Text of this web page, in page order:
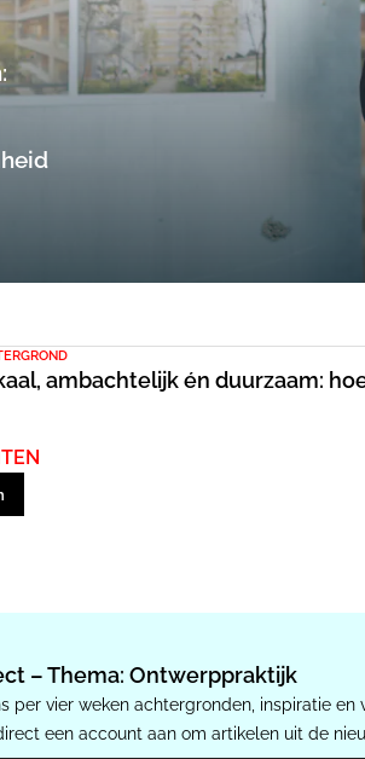
ambachtelijk én duurzaam:
– Thema: Ontwerppraktijk
per vier weken achtergronden, inspiratie
een account aan om artikelen uit de